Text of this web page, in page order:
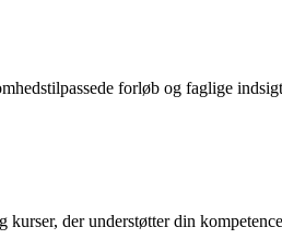
forløb og faglige
kurser, der understøtter din